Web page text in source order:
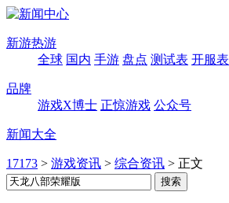
新游热游
全球 国内 手游 盘点 测试表 开服表
品牌
游戏X博士 正惊游戏 公众号
新闻大全
17173 > 游戏资讯 > 综合资讯 > 正文